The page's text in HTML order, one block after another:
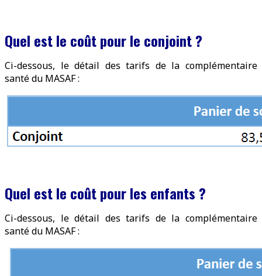
Quel est le coût pour le conjoint ?
Ci-dessous, le détail des tarifs de la complémentaire
santé du MASAF :
Quel est le coût pour les enfants ?
Ci-dessous, le détail des tarifs de la complémentaire
santé du MASAF :